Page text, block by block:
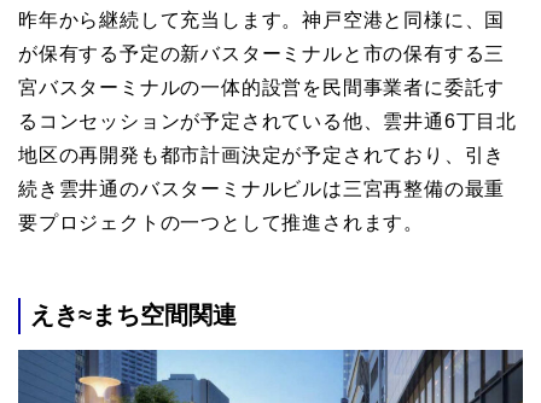
昨年から継続して充当します。神戸空港と同様に、国
が保有する予定の新バスターミナルと市の保有する三
宮バスターミナルの一体的設営を民間事業者に委託す
るコンセッションが予定されている他、雲井通6丁目北
地区の再開発も都市計画決定が予定されており、引き
続き雲井通のバスターミナルビルは三宮再整備の最重
要プロジェクトの一つとして推進されます。
えき≈まち空間関連